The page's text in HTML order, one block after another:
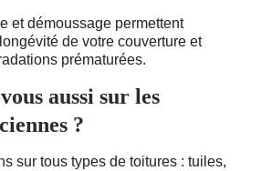
et démoussage permettent
de votre couverture et
prématurées.
aussi sur les
?
sur tous types de toitures : tuiles,